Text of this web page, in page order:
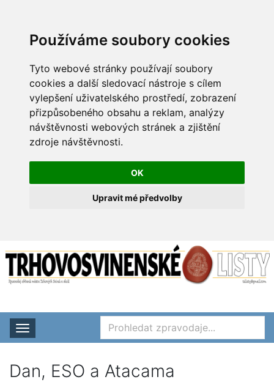
Používáme soubory cookies
Tyto webové stránky používají soubory
cookies a další sledovací nástroje s cílem
vylepšení uživatelského prostředí, zobrazení
přizpůsobeného obsahu a reklam, analýzy
návštěvnosti webových stránek a zjištění
zdroje návštěvnosti.
OK
Upravit mé předvolby
Rozbalit nabídku
Dan, ESO a Atacama